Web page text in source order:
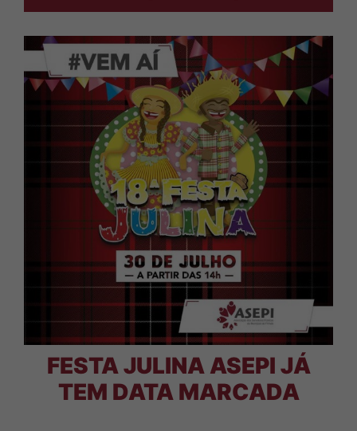
FESTA JULINA ASEPI JÁ
TEM DATA MARCADA